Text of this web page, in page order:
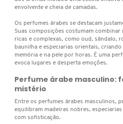
FINO
FRAN BY FRANCINY EHLKE
GIORGIO ARMANI
envolvente e cheia de camadas.
Os perfumes árabes se destacam
Suas composições costumam combinar
ricas e complexas, como oud, sândalo,
baunilha e especiarias orientais,
memória e na pele por horas. É uma
evoca lugares e desperta emoções.
Perfume árabe masculino:
mistério
Entre os perfumes árabes masculinos,
equilibram madeiras nobres,
com sofisticação.